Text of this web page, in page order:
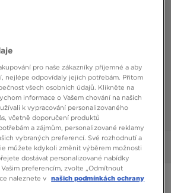
Obrázky 360°
pro naše zákazníky příjemné a aby
nejlépe odpovídaly jejich potřebám. Přitom
všech osobních údajů. Klikněte na
informace o Vašem chování na našich
k vypracování personalizovaného
včetně doporučení produktů
a zájmům, personalizované reklamy
vybraných preferencí. Své rozhodnutí a
můžete kdykoli změnit výběrem možnosti
dostávat personalizované nabídky
preferencím, zvolte „Odmítnout
naleznete v našich podmínkách ochrany